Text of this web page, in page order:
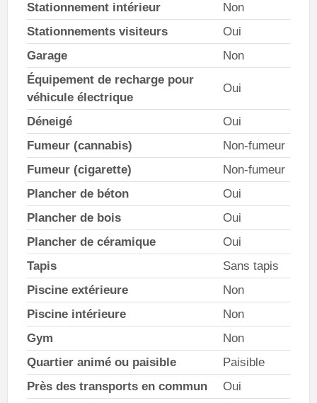
Stationnement intérieur
Non
Stationnements visiteurs
Oui
Garage
Non
Équipement de recharge pour
véhicule électrique
Oui
Déneigé
Oui
Fumeur (cannabis)
Non-fumeur
Fumeur (cigarette)
Non-fumeur
Plancher de béton
Oui
Plancher de bois
Oui
Plancher de céramique
Oui
Tapis
Sans tapis
Piscine extérieure
Non
Piscine intérieure
Non
Gym
Non
Quartier animé ou paisible
Paisible
Près des transports en commun
Oui